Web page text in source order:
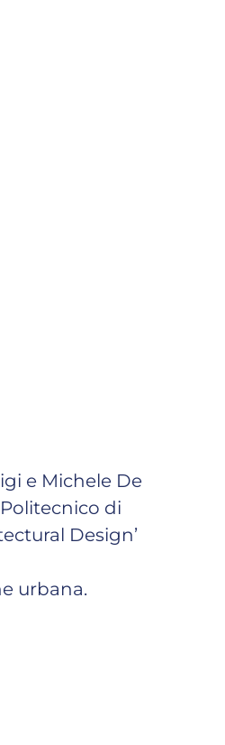
e Michele De
di
Design’
urbana.